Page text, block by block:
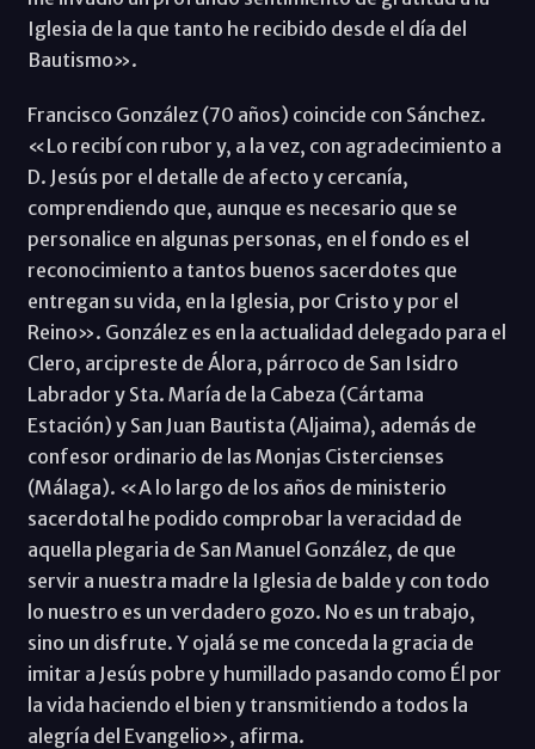
Iglesia de la que tanto he recibido desde el día del
Bautismo».
Francisco González (70 años) coincide con Sánchez.
«Lo recibí con rubor y, a la vez, con agradecimiento a
D. Jesús por el detalle de afecto y cercanía,
comprendiendo que, aunque es necesario que se
personalice en algunas personas, en el fondo es el
reconocimiento a tantos buenos sacerdotes que
entregan su vida, en la Iglesia, por Cristo y por el
Reino». González es en la actualidad delegado para el
Clero, arcipreste de Álora, párroco de San Isidro
Labrador y Sta. María de la Cabeza (Cártama
Estación) y San Juan Bautista (Aljaima), además de
confesor ordinario de las Monjas Cistercienses
(Málaga). «A lo largo de los años de ministerio
sacerdotal he podido comprobar la veracidad de
aquella plegaria de San Manuel González, de que
servir a nuestra madre la Iglesia de balde y con todo
lo nuestro es un verdadero gozo. No es un trabajo,
sino un disfrute. Y ojalá se me conceda la gracia de
imitar a Jesús pobre y humillado pasando como Él por
la vida haciendo el bien y transmitiendo a todos la
alegría del Evangelio», afirma.